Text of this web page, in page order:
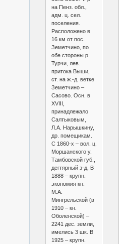
на Пенз. обл.,
адм. ц. сел.
поселения.
Расположено в
16 км от пос.
Земетчино, по
обе стороны р.
Турчи, лев.
притока Выши,
ст. на ж.-д. ветке
Земетчино –
Сасово. Осн. в
XVIII,
принадлежало
Салтыковым,
Л.А. Нарышкину,
др. помещикам.
С 1860-х – вол. ц.
Моршанского у.
Тамбовской губ.,
дегтярный з-д. В
1888 – крупн.
экономия кн.
М.А.
Мингрельской (в
1910 – кн.
Оболенской) –
2241 дес. земли,
имелись 3 шк. В
1925 – крупн.